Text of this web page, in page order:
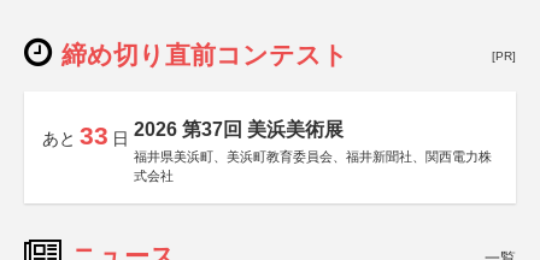
締め切り直前コンテスト [PR]
あと 33 日 2026 第37回 美浜美術展
福井県美浜町、美浜町教育委員会、福井新聞社、関西電力株
式会社